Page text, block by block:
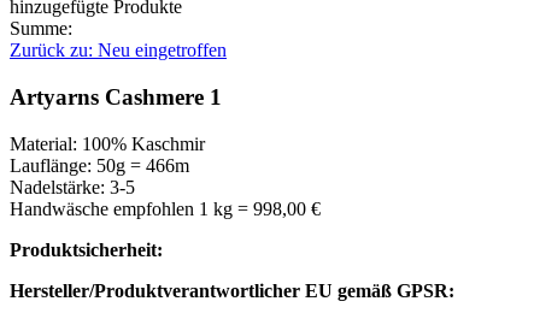
hinzugefügte Produkte
Summe:
Zurück zu: Neu eingetroffen
Artyarns Cashmere 1
Material: 100% Kaschmir
Lauflänge: 50g = 466m
Nadelstärke: 3-5
Handwäsche empfohlen 1 kg = 998,00 €
Produktsicherheit:
Hersteller/Produktverantwortlicher EU gemäß GPSR: